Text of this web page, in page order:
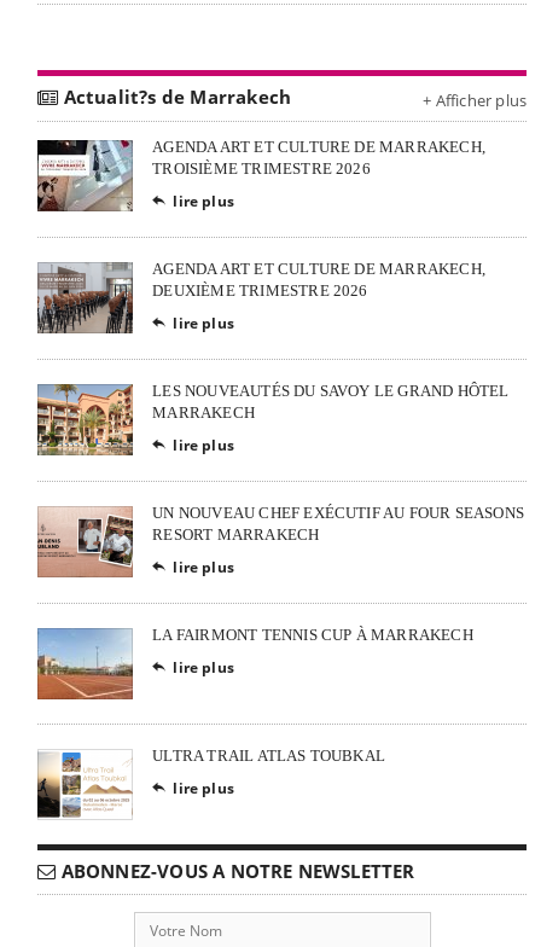
Actualit?s de Marrakech + Afficher plus
AGENDA ART ET CULTURE DE MARRAKECH,
TROISIÈME TRIMESTRE 2026
 lire plus
AGENDA ART ET CULTURE DE MARRAKECH,
DEUXIÈME TRIMESTRE 2026
 lire plus
LES NOUVEAUTÉS DU SAVOY LE GRAND HÔTEL
MARRAKECH
 lire plus
UN NOUVEAU CHEF EXÉCUTIF AU FOUR SEASONS
RESORT MARRAKECH
 lire plus
LA FAIRMONT TENNIS CUP À MARRAKECH
 lire plus
ULTRA TRAIL ATLAS TOUBKAL
 lire plus
ABONNEZ-VOUS A NOTRE NEWSLETTER